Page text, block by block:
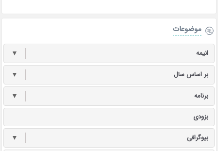
موضوعات
انیمه ▼
بر اساس سال ▼
برنامه ▼
بزودی
بیوگرافی ▼